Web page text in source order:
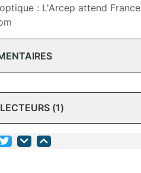
: L'Arcep attend France
(1)